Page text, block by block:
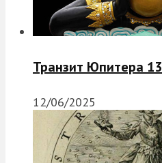
Транзит Юпитера
12/06/2025